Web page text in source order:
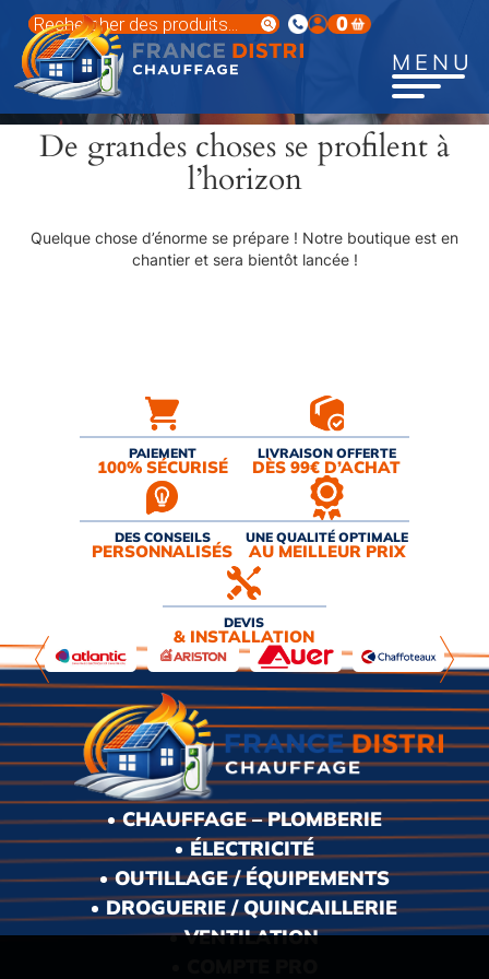
contenu
principal
Recherche
de
produits
0
MENU
De grandes choses se profilent à
l’horizon
Quelque chose d’énorme se prépare ! Notre boutique est en
chantier et sera bientôt lancée !
PAIEMENT
100% SÉCURISÉ
LIVRAISON OFFERTE
DÈS 99€ D’ACHAT
DES CONSEILS
PERSONNALISÉS
UNE QUALITÉ OPTIMALE
AU MEILLEUR PRIX
DEVIS
& INSTALLATION
CHAUFFAGE – PLOMBERIE
ÉLECTRICITÉ
OUTILLAGE / ÉQUIPEMENTS
DROGUERIE / QUINCAILLERIE
VENTILATION